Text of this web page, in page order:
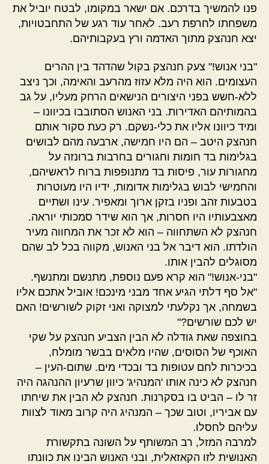
פנו להמשיך בדרכם. אם ישאר במקומו, לבטח יוביל את
משפחתו לחרפת רעב. לאחר עוד רגע של התחבטויות,
יצא חנהצק מתוך האדמה ורץ בעקבותיהם.
"בני אנוש!" צעק חנהצק בקול שהדהד בין ההרים
העצומים. הוא היה מלא עזוז מהרעב והאימה, וכך ניצב
ללא-חשש בפני היצורים הנישאים הרחק מעליו, על גב
בהמותיהם האדירות. בני האנוש הסתובבו בכיוונו –
ומיד כיוונו אליו את כלי-נשקם. רק כעת סקור אותם
חנהצק היטב – הם היו חמישה, ארבעה מהם לבושים
בגלימות בד חומות וחגורים בחרבות ברונזה על
מחגורות עור, פיסות בד מתנופפות ברוח לראשיהם,
והחמישי לבוש בגלימות אדומות, ידיו היו מעוטרות
בטבעות זהב ופניו בזקן ארוך ומאפיר. עינו ושתיים
מאצבעותיו היו חסרות, אך הוא שידר סמכותי יוראה.
חנהצק לא השתחווה – הוא לא זכר את המחווה מעיר
הולדתו. הוא דיבר אל בני האנוש, מקווה בכל לב שהם
מסוגלים להבין אותו.
"בני-אנוש!" הוא קרא פעם נוספת, מתנשם ומתנשף.
"אל סף דלתי הגיע אחד מבני מינכם! אוביל אתכם אליו
בשמחה, אך נקלעתי למצוקה ואני זקוק לשורשים! האם
יש לכם שורשים?"
בחוצפה שאת גודלה לא הבין הצביע חנהצק על שקי
האוכף של הסוסים, שהיו מלאים בבשר מומלח,
בכיכרות לחם עטופות בד ובכדי מים. שתום-העין –
חנהצק לא כינה אותו 'המנהיג' כיוון שרעיון ההנהגה היה
זר לו – הביט בו בסקרנות. חנהצק לא הבין את שיחתו
עם אביריו, וטוב שכך – המנהיג היה קרוב מאוד לצוות
עליהם לחסלו.
למרבה המזל, רב המשותף על השונה בתקשורת
האנושית לזו הקאזאלית, ובני האנוש הבינו את כוונתו